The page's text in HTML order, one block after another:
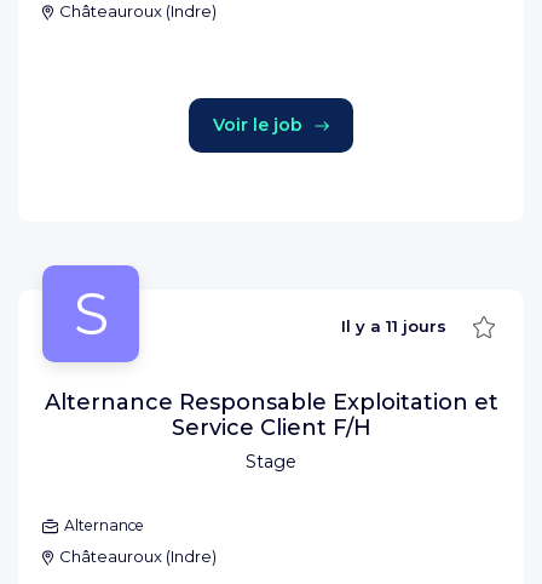
Châteauroux (Indre)
Voir le job
S
Stage
Il y a 11 jours
Alternance Responsable Exploitation et
Service Client F/H
Alternance
Châteauroux (Indre)